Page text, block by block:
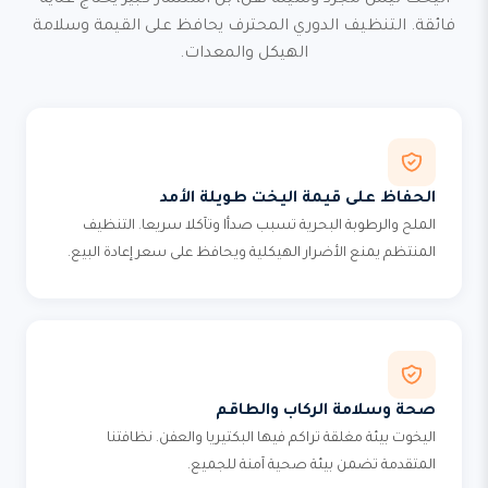
فائقة. التنظيف الدوري المحترف يحافظ على القيمة وسلامة
الهيكل والمعدات.
الحفاظ على قيمة اليخت طويلة الأمد
الملح والرطوبة البحرية تسبب صدأا وتآكلا سريعا. التنظيف
المنتظم يمنع الأضرار الهيكلية ويحافظ على سعر إعادة البيع.
صحة وسلامة الركاب والطاقم
اليخوت بيئة مغلقة تراكم فيها البكتيريا والعفن. نظافتنا
المتقدمة تضمن بيئة صحية آمنة للجميع.